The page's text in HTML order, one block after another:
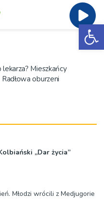
Mieszkańcy
oburzeni
„Dar życia”
Młodzi wrócili z Medjugorie